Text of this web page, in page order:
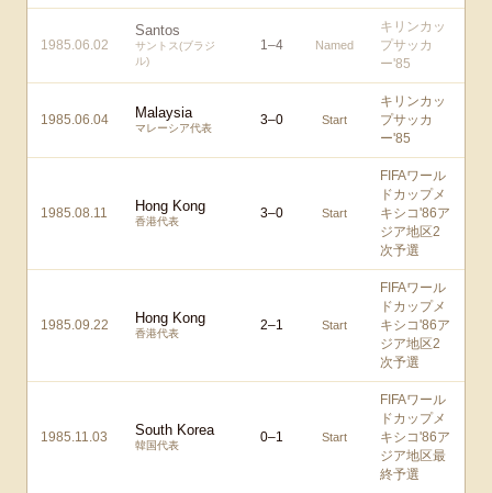
1985.06.02
Santos
サントス(ブラジ
ル)
1–4 Named
キリンカッ
プサッカ
ー'85
1985.06.04 Malaysia
マレーシア代表
3–0 Start
キリンカッ
プサッカ
ー'85
1985.08.11 Hong Kong
香港代表
3–0 Start
FIFAワール
ドカップメ
キシコ'86ア
ジア地区2
次予選
1985.09.22 Hong Kong
香港代表
2–1 Start
FIFAワール
ドカップメ
キシコ'86ア
ジア地区2
次予選
1985.11.03 South Korea
韓国代表
0–1 Start
FIFAワール
ドカップメ
キシコ'86ア
ジア地区最
終予選